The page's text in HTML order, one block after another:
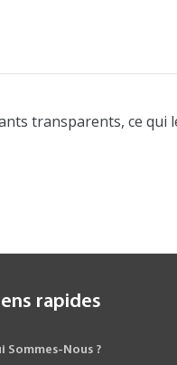
transparents, ce
rapides
Sommes-Nous ?